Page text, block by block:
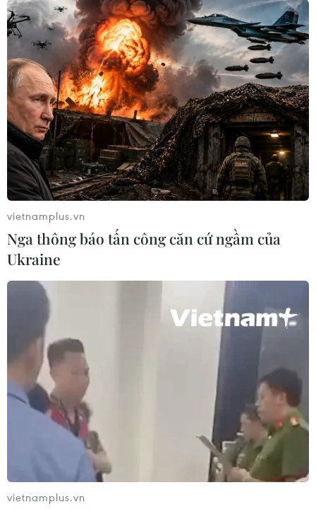
vietnamplus.vn
Nga thông báo tấn công căn cứ ngầm của
Ukraine
vietnamplus.vn